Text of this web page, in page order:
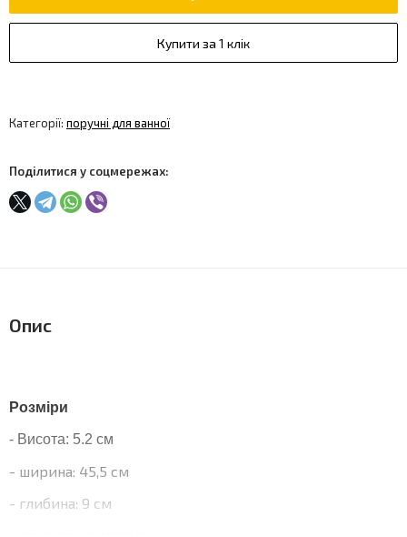
Купити за 1 клік
Категорії: поручні для ванної
Поділитися у соцмережах:
Опис
Розміри
- Висота: 5.2 см
- ширина: 45,5 см
- глибина: 9 см